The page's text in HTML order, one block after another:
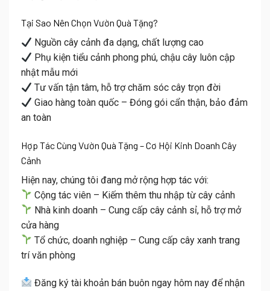
Tại Sao Nên Chọn Vườn Quà Tặng?
Nguồn cây cảnh đa dạng, chất lượng cao
Phụ kiện tiểu cảnh phong phú, chậu cây luôn cập
nhật mẫu mới
Tư vấn tận tâm, hỗ trợ chăm sóc cây trọn đời
Giao hàng toàn quốc – Đóng gói cẩn thận, bảo đảm
an toàn
Hợp Tác Cùng Vườn Quà Tặng – Cơ Hội Kinh Doanh Cây
Cảnh
Hiện nay, chúng tôi đang mở rộng hợp tác với:
Cộng tác viên – Kiếm thêm thu nhập từ cây cảnh
Nhà kinh doanh – Cung cấp cây cảnh sỉ, hỗ trợ mở
cửa hàng
Tổ chức, doanh nghiệp – Cung cấp cây xanh trang
trí văn phòng
Đăng ký tài khoản bán buôn ngay hôm nay để nhận